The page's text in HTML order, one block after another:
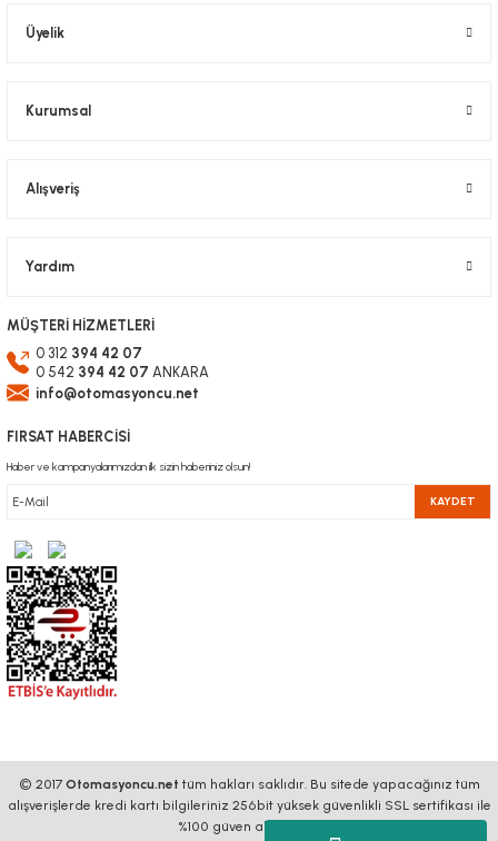
Üyelik
Kurumsal
Alışveriş
Yardım
MÜŞTERİ HİZMETLERİ
0 312 394 42 07
0 542 394 42 07 ANKARA
info@otomasyoncu.net
FIRSAT HABERCİSİ
Haber ve kampanyalarımızdan ilk sizin haberiniz olsun!
KAYDET
© 2017 Otomasyoncu.net tüm hakları saklıdır. Bu sitede yapacağınız tüm
alışverişlerde kredi kartı bilgileriniz 256bit yüksek güvenlikli SSL sertifikası ile
%100 güven altındadır.